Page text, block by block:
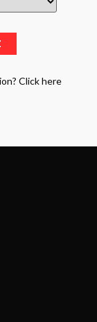
Click here